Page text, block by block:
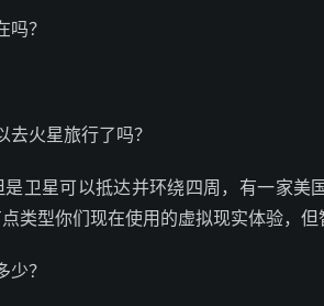
吗？
去火星旅行了吗？
卫星可以抵达并环绕四周，有一家美
类型你们现在使用的虚拟现实体验，但
少？